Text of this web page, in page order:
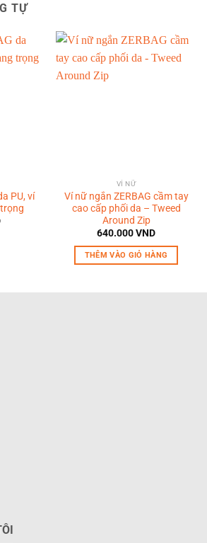
TỰ
PU, ví
VÍ NỮ
Ví nữ ngắn ZERBAG cầm tay
cao cấp phối da – Tweed
Around Zip
640.000VND
THÊM VÀO GIỎ HÀNG